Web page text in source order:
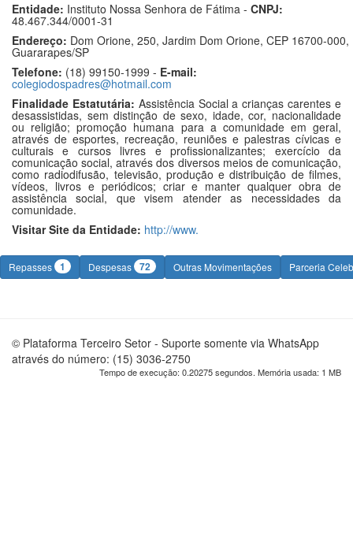
Entidade: Instituto Nossa Senhora de Fátima - CNPJ:
48.467.344/0001-31
Endereço: Dom Orione, 250, Jardim Dom Orione, CEP 16700-000,
Guararapes/SP
Telefone: (18) 99150-1999 - E-mail:
colegiodospadres@hotmail.com
Finalidade Estatutária: Assistência Social a crianças carentes e
desassistidas, sem distinção de sexo, idade, cor, nacionalidade
ou religião; promoção humana para a comunidade em geral,
através de esportes, recreação, reuniões e palestras cívicas e
culturais e cursos livres e profissionalizantes; exercício da
comunicação social, através dos diversos meios de comunicação,
como radiodifusão, televisão, produção e distribuição de filmes,
vídeos, livros e periódicos; criar e manter qualquer obra de
assistência social, que visem atender as necessidades da
comunidade.
Visitar Site da Entidade: http://www.
Repasses 1 Despesas 72 Outras Movimentações Parceria
© Plataforma Terceiro Setor - Suporte somente via WhatsApp
através do número: (15) 3036-2750
Tempo de execução: 0.20275 segundos. Memória usada: 1 MB